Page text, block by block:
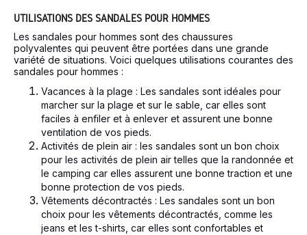
UTILISATIONS DES SANDALES POUR HOMMES
Les sandales pour hommes sont des chaussures
polyvalentes qui peuvent être portées dans une grande
variété de situations. Voici quelques utilisations courantes des
sandales pour hommes :
Vacances à la plage : Les sandales sont idéales pour
marcher sur la plage et sur le sable, car elles sont
faciles à enfiler et à enlever et assurent une bonne
ventilation de vos pieds.
Activités de plein air : les sandales sont un bon choix
pour les activités de plein air telles que la randonnée et
le camping car elles assurent une bonne traction et une
bonne protection de vos pieds.
Vêtements décontractés : Les sandales sont un bon
choix pour les vêtements décontractés, comme les
jeans et les t-shirts, car elles sont confortables et